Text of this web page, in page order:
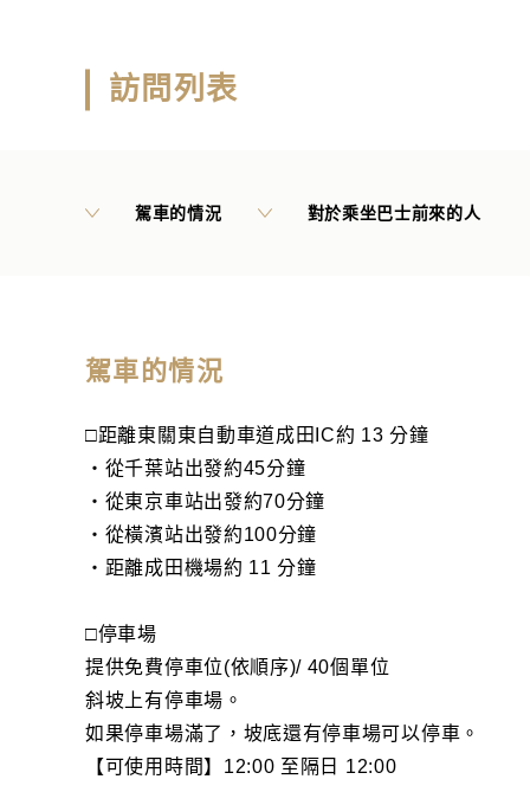
訪問列表
駕車的情況 對於乘坐巴士前來的人
駕車的情況
□距離東關東自動車道成田IC約 13 分鐘
・從千葉站出發約45分鐘
・從東京車站出發約70分鐘
・從橫濱站出發約100分鐘
・距離成田機場約 11 分鐘
□停車場
提供免費停車位(依順序)/ 40個單位
斜坡上有停車場。
如果停車場滿了，坡底還有停車場可以停車。
【可使用時間】12:00 至隔日 12:00